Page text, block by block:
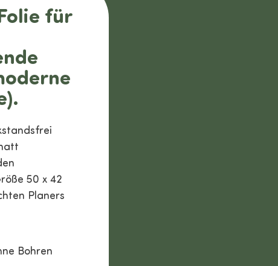
für
50 x 42
Planers
Bohren